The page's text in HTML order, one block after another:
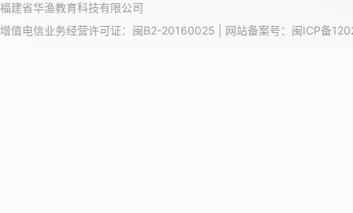
福建省华渔教育科技有限公司
增值电信业务经营许可证：闽B2-20160025 | 网站备案号： 闽ICP备